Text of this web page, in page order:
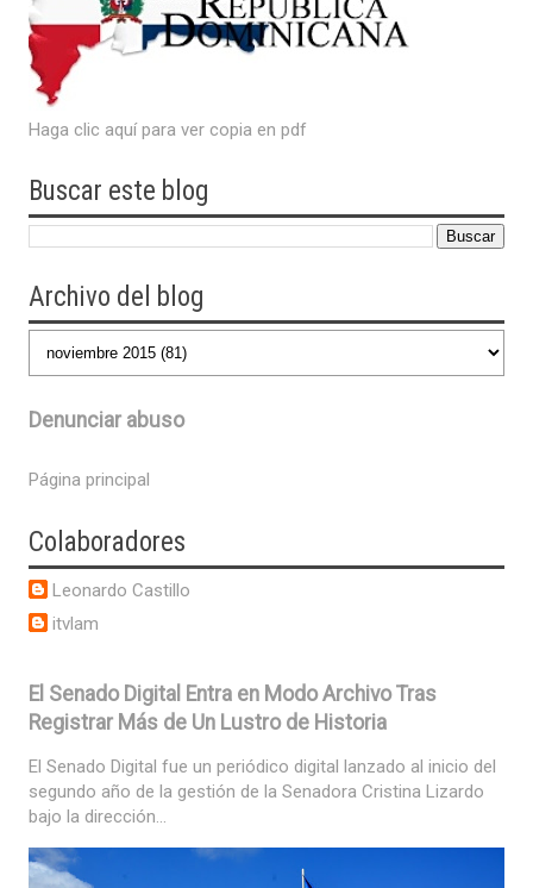
Haga clic aquí para ver copia en pdf
Buscar este blog
Archivo del blog
Denunciar abuso
Página principal
Colaboradores
Leonardo Castillo
itvlam
El Senado Digital Entra en Modo Archivo Tras
Registrar Más de Un Lustro de Historia
El Senado Digital fue un periódico digital lanzado al inicio del
segundo año de la gestión de la Senadora Cristina Lizardo
bajo la dirección...